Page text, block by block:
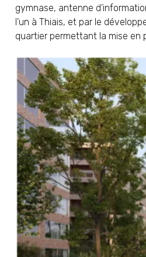
gymnase, antenne
l’un à Thiais, et par le
quartier permettant la mise en